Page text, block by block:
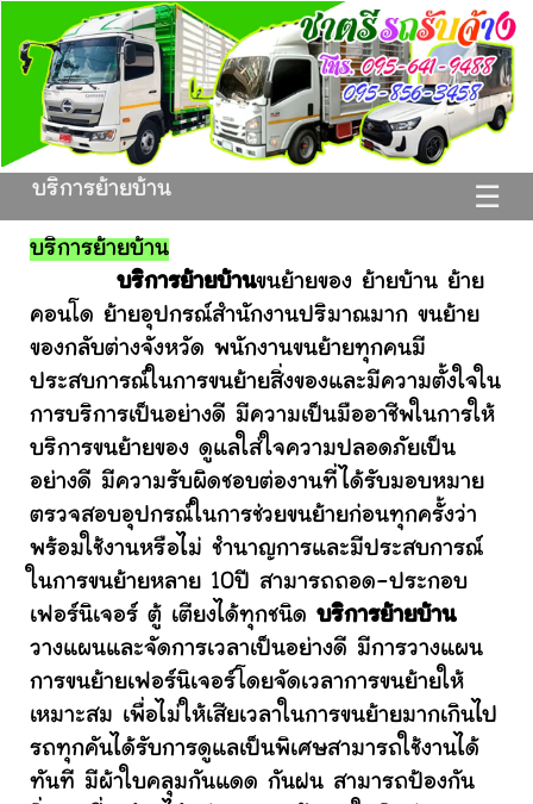
☰
บริการย้ายบ้าน
บริการย้ายบ้าน
บริการย้ายบ้านขนย้ายของ ย้ายบ้าน ย้าย
คอนโด ย้ายอุปกรณ์สำนักงานปริมาณมาก ขนย้าย
ของกลับต่างจังหวัด พนักงานขนย้ายทุกคนมี
ประสบการณ์ในการขนย้ายสิ่งของและมีความตั้งใจใน
การบริการเป็นอย่างดี มีความเป็นมืออาชีพในการให้
บริการขนย้ายของ ดูแลใส่ใจความปลอดภัยเป็น
อย่างดี มีความรับผิดชอบต่องานที่ได้รับมอบหมาย
ตรวจสอบอุปกรณ์ในการช่วยขนย้ายก่อนทุกครั้งว่า
พร้อมใช้งานหรือไม่ ชำนาญการและมีประสบการณ์
ในการขนย้ายหลาย 10ปี สามารถถอด-ประกอบ
เฟอร์นิเจอร์ ตู้ เตียงได้ทุกชนิดบริการย้ายบ้าน
วางแผนและจัดการเวลาเป็นอย่างดี มีการวางแผน
การขนย้ายเฟอร์นิเจอร์โดยจัดเวลาการขนย้ายให้
เหมาะสม เพื่อไม่ให้เสียเวลาในการขนย้ายมากเกินไป
รถทุกคันได้รับการดูแลเป็นพิเศษสามารถใช้งานได้
ทันที มีผ้าใบคลุมกันแดด กันฝน สามารถป้องกัน